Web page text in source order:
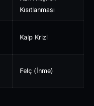
Kısıtlanması
Kalp Krizi
Felç (İnme)